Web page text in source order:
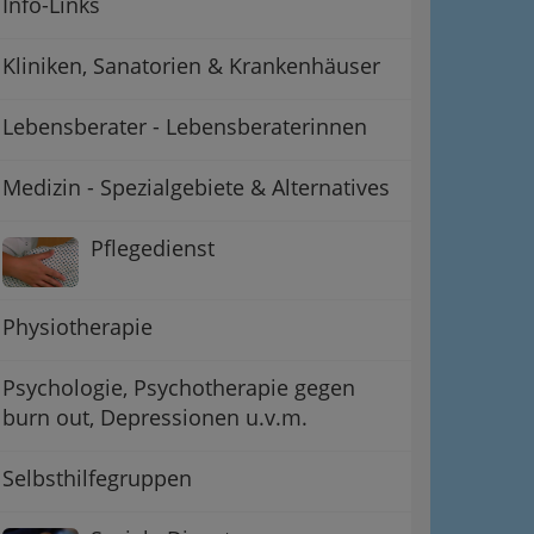
Kliniken, Sanatorien & Krankenhäuser
Lebensberater - Lebensberaterinnen
Medizin - Spezialgebiete & Alternatives
Pflegedienst
Physiotherapie
Psychologie, Psychotherapie gegen
burn out, Depressionen u.v.m.
Selbsthilfegruppen